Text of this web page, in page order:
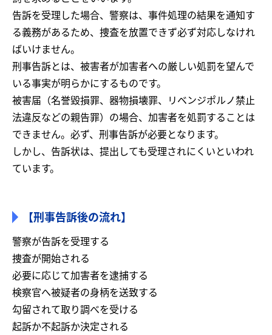
告訴を受理した場合、警察は、事件処理の結果を通知す
る義務があるため、捜査を放置できず必ず対応しなけれ
ばいけません。
刑事告訴とは、被害者が加害者への厳しい処罰を望んで
いる事実が明らかにするものです。
被害届（名誉毀損罪、器物損壊罪、リベンジポルノ禁止
法違反などの親告罪）の場合、加害者を処罰することは
できません。必ず、刑事告訴が必要となります。
しかし、告訴状は、提出しても受理されにくいといわれ
ています。
【刑事告訴後の流れ】
警察が告訴を受理する
捜査が開始される
必要に応じて加害者を逮捕する
検察官へ被疑者の身柄を送致する
勾留されて取り調べを受ける
起訴か不起訴か決定される